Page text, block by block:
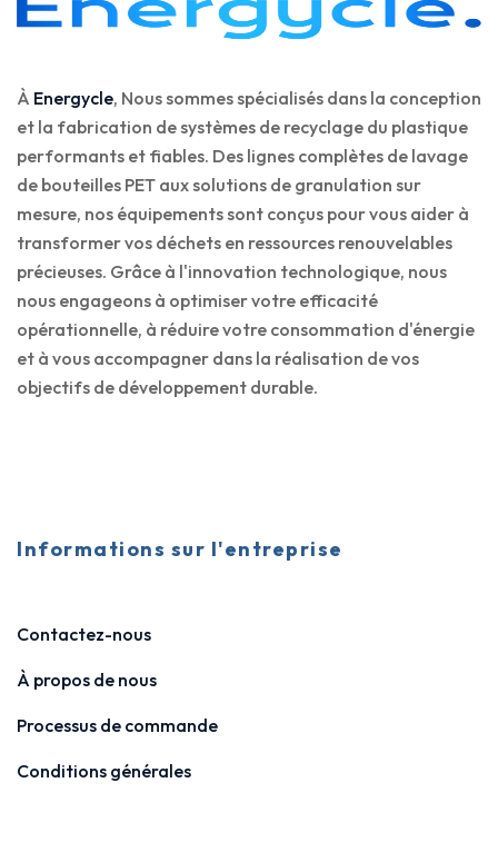
À Energycle, Nous sommes spécialisés dans la conception
et la fabrication de systèmes de recyclage du plastique
performants et fiables. Des lignes complètes de lavage
de bouteilles PET aux solutions de granulation sur
mesure, nos équipements sont conçus pour vous aider à
transformer vos déchets en ressources renouvelables
précieuses. Grâce à l'innovation technologique, nous
nous engageons à optimiser votre efficacité
opérationnelle, à réduire votre consommation d'énergie
et à vous accompagner dans la réalisation de vos
objectifs de développement durable.
Informations sur l'entreprise
Contactez-nous
À propos de nous
Processus de commande
Conditions générales